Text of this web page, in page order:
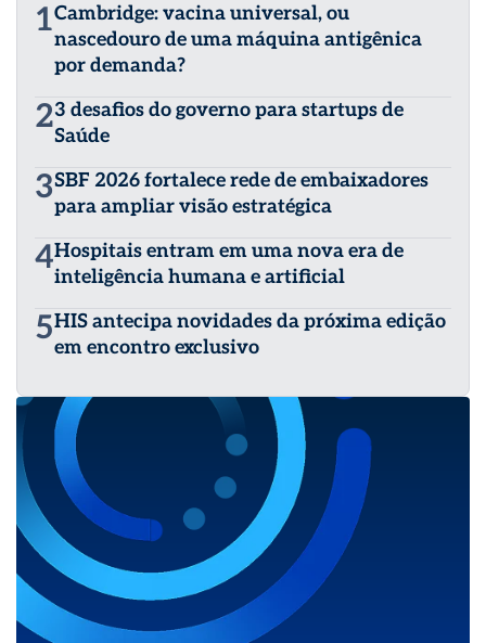
1Cambridge: vacina universal, ou
nascedouro de uma máquina antigênica
por demanda?
23 desafios do governo para startups de
Saúde
3SBF 2026 fortalece rede de embaixadores
para ampliar visão estratégica
4Hospitais entram em uma nova era de
inteligência humana e artificial
5HIS antecipa novidades da próxima edição
em encontro exclusivo